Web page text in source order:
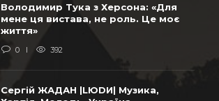
Володимир Тука з Херсона: «Для
мене ця вистава, не роль. Це моє
життя»
0 392
Сергій ЖАДАН |LЮDИ| Музика,